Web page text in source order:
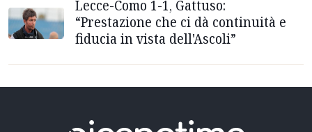
Lecce-Como 1-1, Gattuso:
“Prestazione che ci dà continuità e
fiducia in vista dell'Ascoli”